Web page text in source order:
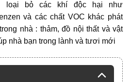
loại bỏ các khí độc hại như
và các chất VOC khác phát
nhà : thảm, đồ nội thất và vật
nhà bạn trong lành và tươi mới